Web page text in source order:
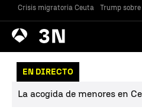
Crisis migratoria Ceuta Trump
Antena
3 Noticias
EN DIRECTO
La acogida de menores en